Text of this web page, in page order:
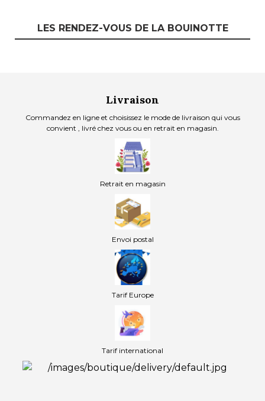
LES RENDEZ-VOUS DE LA BOUINOTTE
Livraison
Commandez en ligne et choisissez le mode de livraison qui vous
convient , livré chez vous ou en retrait en magasin.
Retrait en magasin
Envoi postal
Tarif Europe
Tarif international